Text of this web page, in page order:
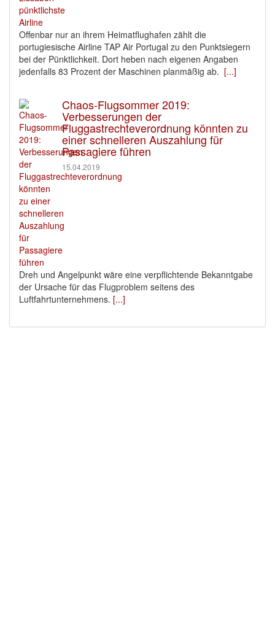
Offenbar nur an ihrem Heimatflughafen zählt die
portugiesische Airline TAP Air Portugal zu den Punktsiegern
bei der Pünktlichkeit. Dort heben nach eigenen Angaben
jedenfalls 83 Prozent der Maschinen planmäßig ab. [...]
Chaos-Flugsommer 2019:
Verbesserungen der
Fluggastrechteverordnung könnten zu
einer schnelleren Auszahlung für
Passagiere führen
15.04.2019
Dreh und Angelpunkt wäre eine verpflichtende Bekanntgabe
der Ursache für das Flugproblem seitens des
Luftfahrtunternehmens. [...]